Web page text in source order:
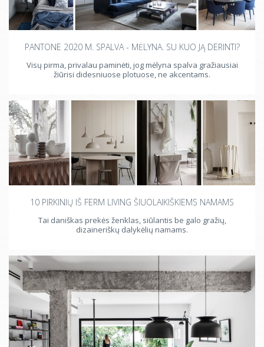
PANTONE 2020 M. SPALVA - MĖLYNA. SU KUO JĄ DERINTI?
Visų pirma, privalau paminėti, jog mėlyna spalva gražiausiai
žiūrisi didesniuose plotuose, ne akcentams.
10 PIRKINIŲ IŠ FERM LIVING ŠIUOLAIKIŠKIEMS NAMAMS
Tai daniškas prekės ženklas, siūlantis be galo gražių,
dizaineriškų dalykėlių namams.